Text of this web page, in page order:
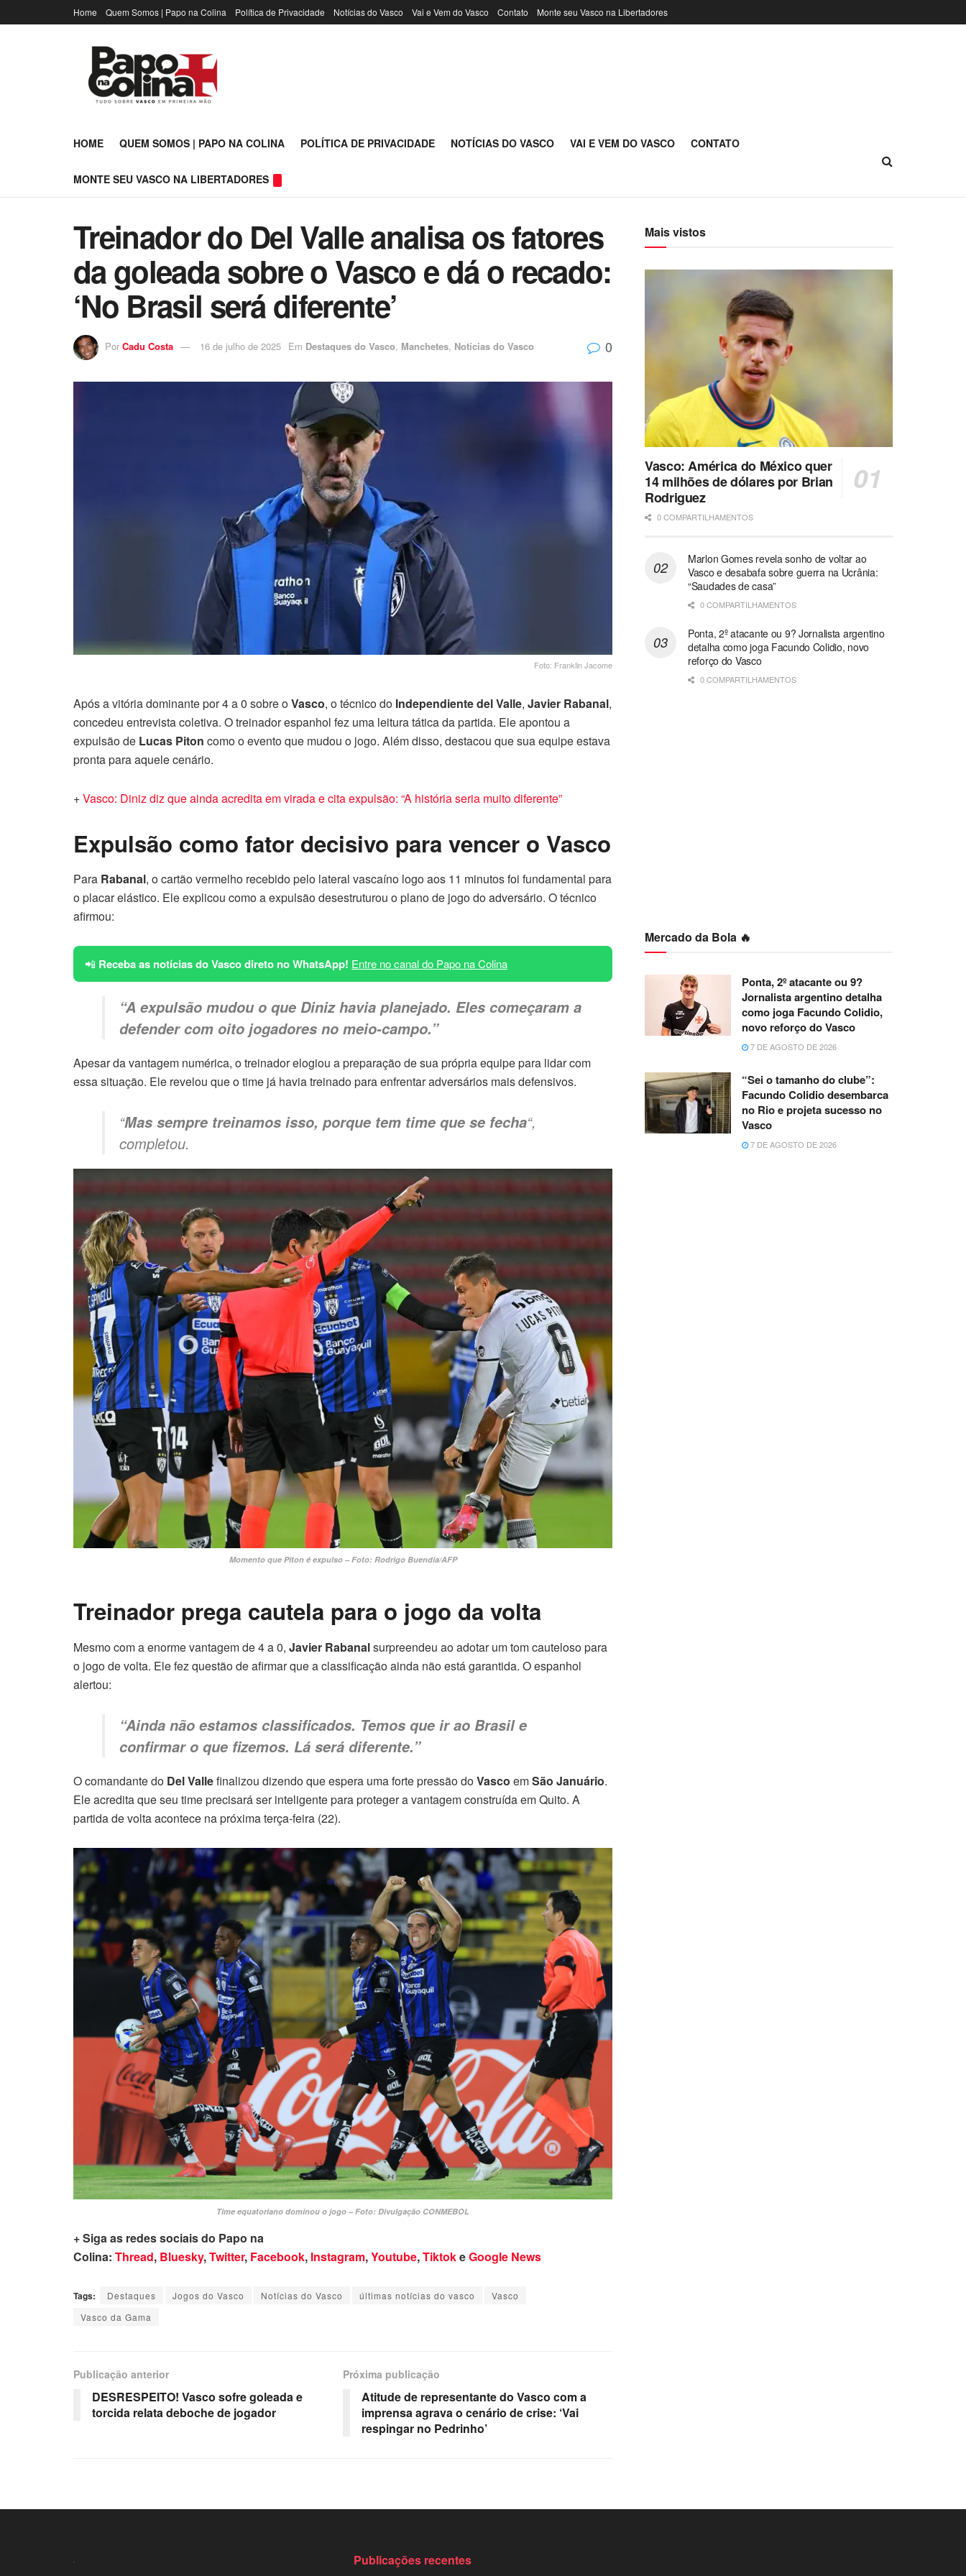
Home Quem Somos | Papo na Colina Política de Privacidade Notícias do Vasco Vai e Vem do Vasco Contato Monte seu Vasco na Libertadores
HOME QUEM SOMOS | PAPO NA COLINA POLÍTICA DE PRIVACIDADE NOTÍCIAS DO VASCO VAI E VEM DO VASCO CONTATO
MONTE SEU VASCO NA LIBERTADORES
Treinador do Del Valle analisa os fatores
da goleada sobre o Vasco e dá o recado:
‘No Brasil será diferente’
Por Cadu Costa 16 de julho de 2025 Em Destaques do Vasco, Manchetes, Notícias do Vasco 0
Foto: Franklin Jacome
Após a vitória dominante por 4 a 0 sobre oVasco, o técnico do Independiente del Valle, Javier Rabanal,
concedeu entrevista coletiva. O treinador espanhol fez uma leitura tática da partida. Ele apontou a
expulsão de Lucas Piton como o evento que mudou o jogo. Além disso, destacou que sua equipe estava
pronta para aquele cenário.
+Vasco: Diniz diz que ainda acredita em virada e cita expulsão: “A história seria muito diferente”
Expulsão como fator decisivo para vencer o Vasco
Para Rabanal, o cartão vermelho recebido pelo lateral vascaíno logo aos 11 minutos foi fundamental para
o placar elástico. Ele explicou como a expulsão desestruturou o plano de jogo do adversário. O técnico
afirmou:
📲 Receba as notícias do Vasco direto no WhatsApp! Entre no canal do Papo na Colina
“A expulsão mudou o que Diniz havia planejado. Eles começaram a
defender com oito jogadores no meio-campo.”
Apesar da vantagem numérica, o treinador elogiou a preparação de sua própria equipe para lidar com
essa situação. Ele revelou que o time já havia treinado para enfrentar adversários mais defensivos.
“Mas sempre treinamos isso, porque tem time que se fecha“,
completou.
Momento que Piton é expulso – Foto: Rodrigo Buendia/AFP
Treinador prega cautela para o jogo da volta
Mesmo com a enorme vantagem de 4 a 0, Javier Rabanalsurpreendeu ao adotar um tom cauteloso para
o jogo de volta. Ele fez questão de afirmar que a classificação ainda não está garantida. O espanhol
alertou:
“Ainda não estamos classificados. Temos que ir ao Brasil e
confirmar o que fizemos. Lá será diferente.”
O comandante do Del Vallefinalizou dizendo que espera uma forte pressão doVasco emSão Januário.
Ele acredita que seu time precisará ser inteligente para proteger a vantagem construída em Quito. A
partida de volta acontece na próxima terça-feira (22).
Time equatoriano dominou o jogo – Foto: Divulgação CONMEBOL
+ Siga as redes sociais do Papo na
Colina: Thread, Bluesky,Twitter, Facebook, Instagram,Youtube,TiktokeGoogle News
Tags: Destaques Jogos do Vasco Notícias do Vasco últimas notícias do vasco
Vasco
Vasco da Gama
Publicação anterior
DESRESPEITO! Vasco sofre goleada e
torcida relata deboche de jogador
Próxima publicação
Atitude de representante do Vasco com a
imprensa agrava o cenário de crise: ‘Vai
respingar no Pedrinho’
Mais vistos
Vasco: América do México quer
14 milhões de dólares por Brian
Rodriguez
0 COMPARTILHAMENTOS
Marlon Gomes revela sonho de voltar ao
Vasco e desabafa sobre guerra na Ucrânia:
“Saudades de casa”
0 COMPARTILHAMENTOS
Ponta, 2º atacante ou 9? Jornalista argentino
detalha como joga Facundo Colidio, novo
reforço do Vasco
0 COMPARTILHAMENTOS
Mercado da Bola 🔥
Ponta, 2º atacante ou 9?
Jornalista argentino detalha
como joga Facundo Colidio,
novo reforço do Vasco
7 DE AGOSTO DE 2026
“Sei o tamanho do clube”:
Facundo Colidio desembarca
no Rio e projeta sucesso no
Vasco
7 DE AGOSTO DE 2026
Publicações recentes